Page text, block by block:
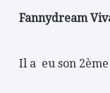
Fannydream
Il a eu son 2ème